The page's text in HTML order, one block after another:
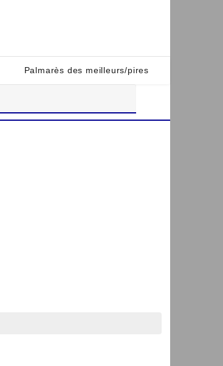
Palmarès des meilleurs/pires